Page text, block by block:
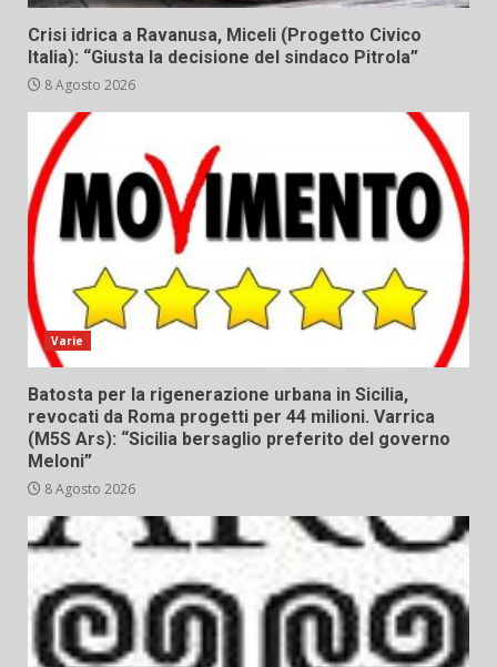
Crisi idrica a Ravanusa, Miceli (Progetto Civico
Italia): “Giusta la decisione del sindaco Pitrola”
8 Agosto 2026
Varie
Batosta per la rigenerazione urbana in Sicilia,
revocati da Roma progetti per 44 milioni. Varrica
(M5S Ars): “Sicilia bersaglio preferito del governo
Meloni”
8 Agosto 2026